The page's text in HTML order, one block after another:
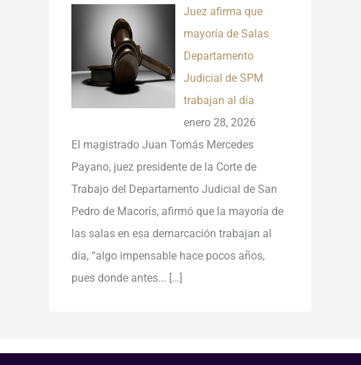
Juez afirma que
mayoría de Salas
Departamento
Judicial de SPM
trabajan al día
enero 28, 2026
El magistrado Juan Tomás Mercedes
Payano, juez presidente de la Corte de
Trabajo del Departamento Judicial de San
Pedro de Macorís, afirmó que la mayoría de
las salas en esa demarcación trabajan al
día, “algo impensable hace pocos años,
pues donde antes... […]